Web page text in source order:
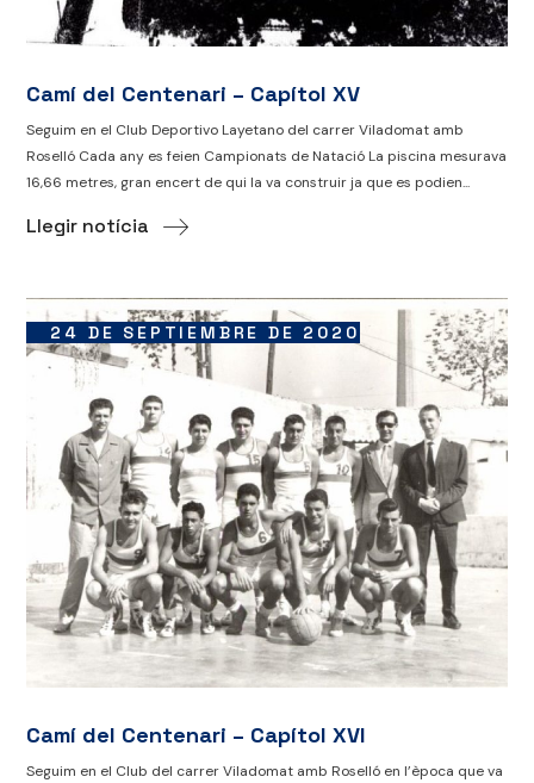
Camí del Centenari – Capítol XV
Seguim en el Club Deportivo Layetano del carrer Viladomat amb
Roselló Cada any es feien Campionats de Natació La piscina mesurava
16,66 metres, gran encert de qui la va construir ja que es podien...
Llegir notícia
24 DE SEPTIEMBRE DE 2020
Camí del Centenari – Capítol XVI
Seguim en el Club del carrer Viladomat amb Roselló en l’època que va